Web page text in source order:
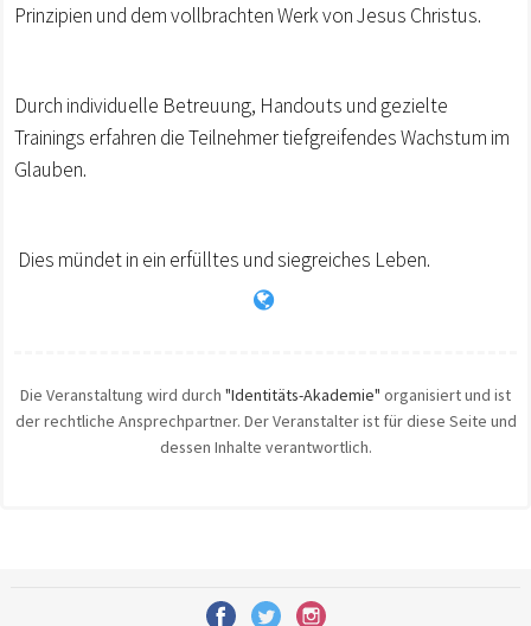
Prinzipien und dem vollbrachten Werk von Jesus Christus.
Durch individuelle Betreuung, Handouts und gezielte
Trainings erfahren die Teilnehmer tiefgreifendes Wachstum im
Glauben.
Dies mündet in ein erfülltes und siegreiches Leben.
Die Veranstaltung wird durch "Identitäts-Akademie" organisiert und ist
der rechtliche Ansprechpartner. Der Veranstalter ist für diese Seite und
dessen Inhalte verantwortlich.